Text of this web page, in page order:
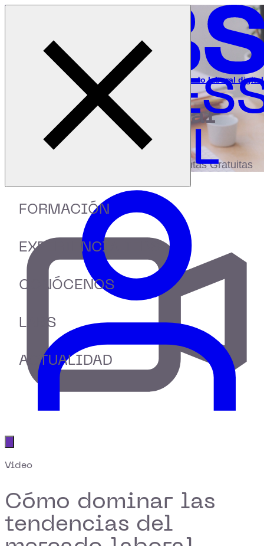
FORMACIÓN
EXPERIENCIA IEBS
CONÓCENOS
LABS
ACTUALIDAD
Inicio
Recursos
Cómo dominar las tendencias del mercado laboral digital
bibliotecadigital
Accede a más de 150 Recursos, Guías,
eBooks,Plantillas, Estudios y Herramientas Gratuitas
Video
Cómo dominar las
tendencias del